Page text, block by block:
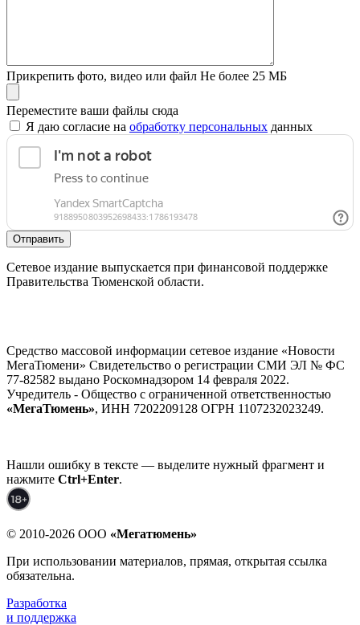
Прикрепить фото, видео или файл Не более 25 МБ
Переместите ваши файлы сюда
Я даю согласие на обработку персональных данных
Отправить
Сетевое издание выпускается при финансовой поддержке
Правительства Тюменской области.
Средство массовой информации сетевое издание «Новости
МегаТюмени» Свидетельство о регистрации СМИ ЭЛ № ФС
77-82582 выдано Роскомнадзором 14 февраля 2022.
Учредитель - Общество с ограниченной ответственностью
«МегаТюмень», ИНН 7202209128 ОГРН 1107232023249.
Нашли ошибку в тексте — выделите нужный фрагмент и
нажмите Ctrl+Enter.
© 2010-2026 ООО «Мегатюмень»
При использовании материалов, прямая, открытая ссылка
обязательна.
Разработка
и поддержка